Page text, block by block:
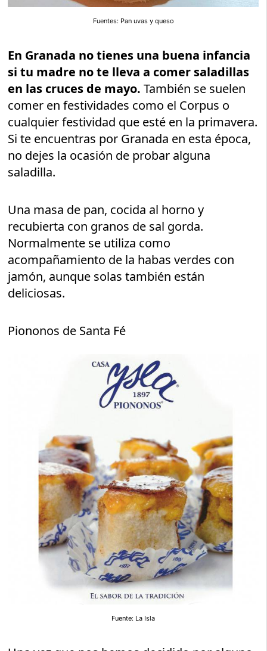
Fuentes: Pan uvas y queso
En Granada no tienes una buena infancia
si tu madre no te lleva a comer saladillas
en las cruces de mayo. También se suelen
comer en festividades como el Corpus o
cualquier festividad que esté en la primavera.
Si te encuentras por Granada en esta época,
no dejes la ocasión de probar alguna
saladilla.
Una masa de pan, cocida al horno y
recubierta con granos de sal gorda.
Normalmente se utiliza como
acompañamiento de la habas verdes con
jamón, aunque solas también están
deliciosas.
Piononos de Santa Fé
Fuente: La Isla